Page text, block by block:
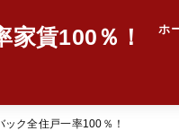
賃100％！ ホ
ク全住戸一率100％！